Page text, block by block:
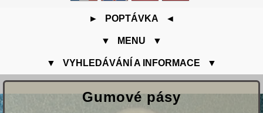
► POPTÁVKA ◄
▼ MENU ▼
▼ VYHLEDÁVÁNÍ A INFORMACE ▼
Gumové pásy